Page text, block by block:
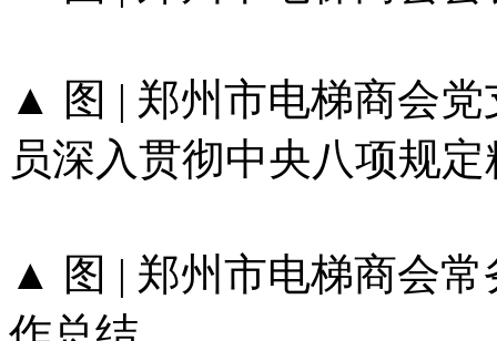
▲ 图 | 郑州市电梯商会
员深入贯彻中央八项规
▲ 图 | 郑州市电梯商会